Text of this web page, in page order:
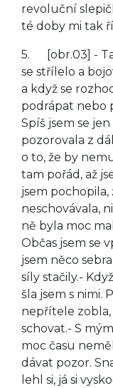
revoluční
té doby mi tak
5. [obr.03] - Ta
se střílelo a
a když se
podrápat nebo
Spíš jsem se
pozorovala z
o to, že by
tam pořád, až
jsem pochopila,
neschovávala,
ně byla moc
Občas jsem se
jsem něco
síly stačily.-
šla jsem s nimi.
nepřítele zobla,
schovat.- S
moc času
dávat pozor.
lehl si, já si